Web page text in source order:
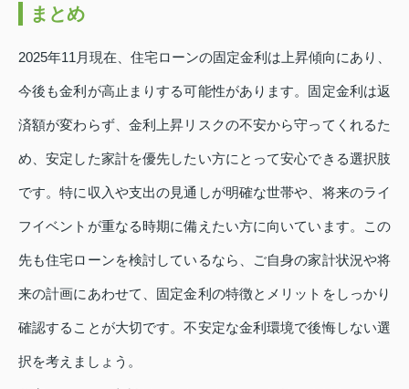
まとめ
2025年11月現在、住宅ローンの固定金利は上昇傾向にあり、
今後も金利が高止まりする可能性があります。固定金利は返
済額が変わらず、金利上昇リスクの不安から守ってくれるた
め、安定した家計を優先したい方にとって安心できる選択肢
です。特に収入や支出の見通しが明確な世帯や、将来のライ
フイベントが重なる時期に備えたい方に向いています。この
先も住宅ローンを検討しているなら、ご自身の家計状況や将
来の計画にあわせて、固定金利の特徴とメリットをしっかり
確認することが大切です。不安定な金利環境で後悔しない選
択を考えましょう。